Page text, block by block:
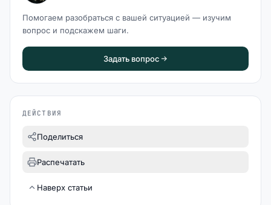
Помогаем разобраться с вашей ситуацией — изучим
вопрос и подскажем шаги.
Задать вопрос
ДЕЙСТВИЯ
Поделиться
Распечатать
Наверх статьи